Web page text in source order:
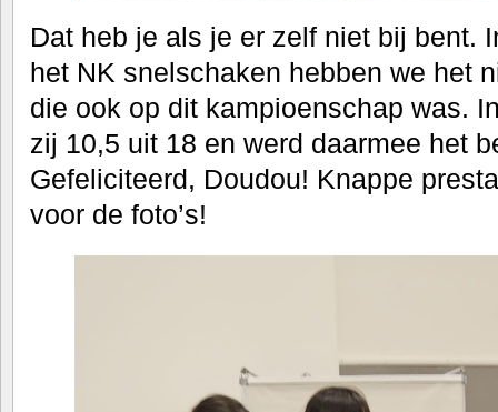
Dat heb je als je er zelf niet bij bent.
het NK snelschaken hebben we het
die ook op dit kampioenschap was.
zij 10,5 uit 18 en werd daarmee het
Gefeliciteerd, Doudou! Knappe
voor de foto’s!